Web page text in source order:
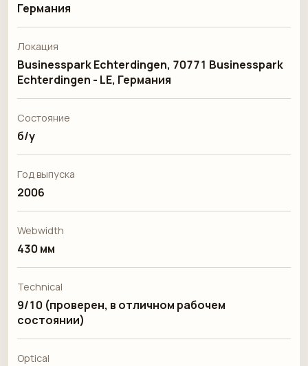
Германия
Локация
Businesspark Echterdingen, 70771 Businesspark
Echterdingen - LE, Германия
Состояние
б/у
Год выпуска
2006
Webwidth
430 мм
Technical
9/10 (проверен, в отличном рабочем
состоянии)
Optical